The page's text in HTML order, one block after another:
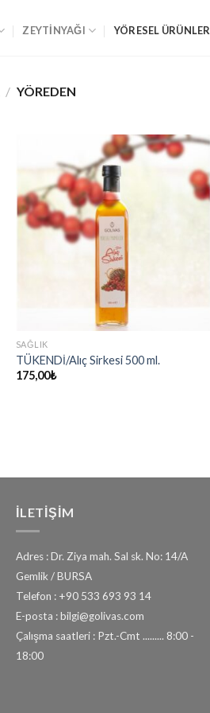
ZEYTİNYAĞI YÖRESEL ÜRÜNLER
/ YÖREDEN
SAĞLIK
TÜKENDİ/Alıç Sirkesi 500 ml.
175,00₺
İLETİŞİM
Adres : Dr. Ziya mah. Sal sk. No: 14/A
Gemlik / BURSA
Telefon : +90 533 693 93 14
E-posta : bilgi@golivas.com
Çalışma saatleri : Pzt.-Cmt ......... 8:00 -
18:00